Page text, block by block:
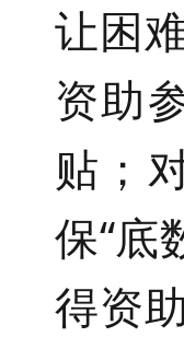
让困
资助
贴；
保“底
得资